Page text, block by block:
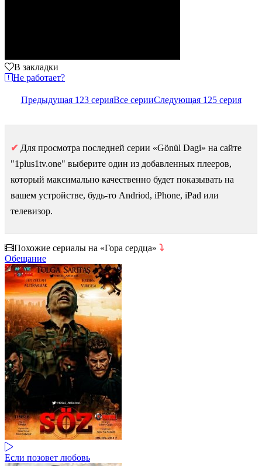
В закладки
Не работает?
Предыдущая 123 серияВсе серииСледующая 125 серия
✔ Для просмотра последней серии «Gönül Dagi» на сайте
"1plus1tv.one" выберите один из добавленных плееров,
который максимально качественно будет показывать на
вашем устройстве, будь-то Andriod, iPhone, iPad или
телевизор.
Похожие сериалы на «Гора сердца» ⤵
Обещание
Если позовет любовь